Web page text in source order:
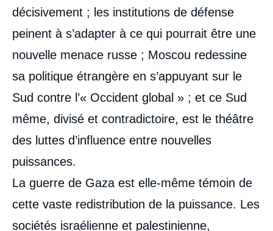
décisivement ; les institutions de défense
peinent à s’adapter à ce qui pourrait être une
nouvelle menace russe ; Moscou redessine
sa politique étrangère en s’appuyant sur le
Sud contre l’« Occident global » ; et ce Sud
même, divisé et contradictoire, est le théâtre
des luttes d’influence entre nouvelles
puissances.
La guerre de Gaza est elle-même témoin de
cette vaste redistribution de la puissance. Les
sociétés israélienne et palestinienne,